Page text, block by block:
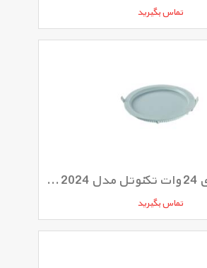
تماس بگیرید
چراغ ال ای دی 24 وات تکنوتل مدل SMD 24W 2024
تماس بگیرید